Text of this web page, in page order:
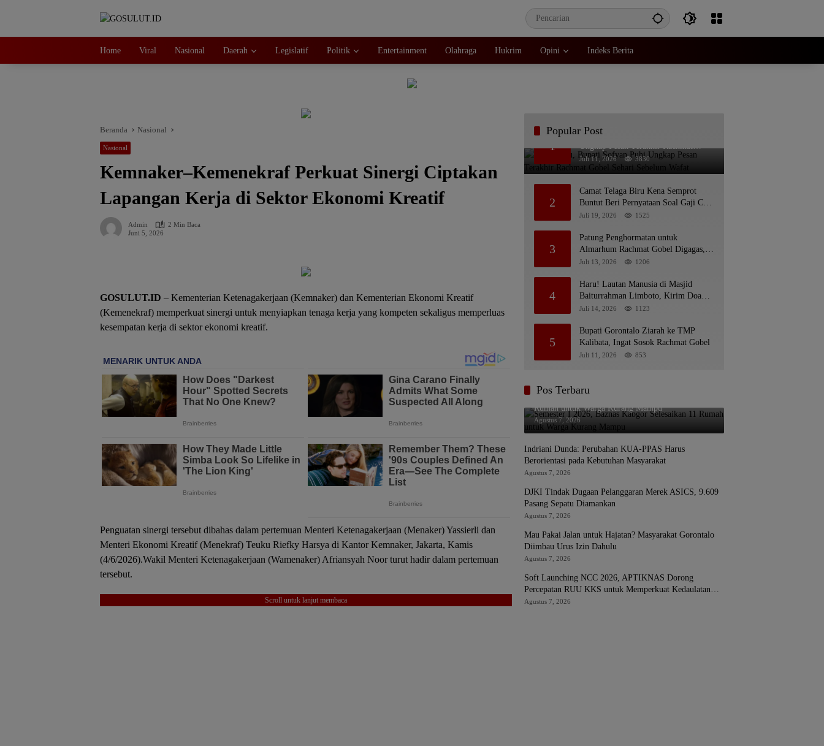
Home Viral Nasional Daerah Legislatif Politik Entertainment Olahraga Hukrim Opini Indeks Berita
Beranda Nasional
Nasional
Kemnaker–Kemenekraf Perkuat Sinergi Ciptakan
Lapangan Kerja di Sektor Ekonomi Kreatif
Admin
2 Min Baca
Juni 5, 2026
GOSULUT.ID – Kementerian Ketenagakerjaan (Kemnaker) dan Kementerian Ekonomi Kreatif
(Kemenekraf) memperkuat sinergi untuk menyiapkan tenaga kerja yang kompeten sekaligus memperluas
kesempatan kerja di sektor ekonomi kreatif.
Penguatan sinergi tersebut dibahas dalam pertemuan Menteri Ketenagakerjaan (Menaker) Yassierli dan
Menteri Ekonomi Kreatif (Menekraf) Teuku Riefky Harsya di Kantor Kemnaker, Jakarta, Kamis
(4/6/2026).Wakil Menteri Ketenagakerjaan (Wamenaker) Afriansyah Noor turut hadir dalam pertemuan
tersebut.
Scroll untuk lanjut membaca
Popular Post
1
Bikin Haru, Bupati Sofyan Puhi
Ungkap Pesan Terakhir Rachmat
Gobel Sehari Sebelum Wafat
Juli 11, 2026 3830
2
Camat Telaga Biru Kena Semprot
Buntut Beri Pernyataan Soal Gaji CS
Pentadio Barat yang Nunggak
Juli 19, 2026 1525
3
Patung Penghormatan untuk
Almarhum Rachmat Gobel Digagas,
Ini Tiga Lokasi yang Diusulkan
Juli 13, 2026 1206
4
Haru! Lautan Manusia di Masjid
Baiturrahman Limboto, Kirim Doa
untuk Almarhum Rachmat Gobel
Juli 14, 2026 1123
5
Bupati Gorontalo Ziarah ke TMP
Kalibata, Ingat Sosok Rachmat Gobel
Juli 11, 2026 853
Pos Terbaru
Semester I 2026, Baznas Kabgor Selesaikan 11
Rumah untuk Warga Kurang Mampu
Agustus 7, 2026
Indriani Dunda: Perubahan KUA-PPAS Harus
Berorientasi pada Kebutuhan Masyarakat
Agustus 7, 2026
DJKI Tindak Dugaan Pelanggaran Merek ASICS, 9.609
Pasang Sepatu Diamankan
Agustus 7, 2026
Mau Pakai Jalan untuk Hajatan? Masyarakat Gorontalo
Diimbau Urus Izin Dahulu
Agustus 7, 2026
Soft Launching NCC 2026, APTIKNAS Dorong
Percepatan RUU KKS untuk Memperkuat Kedaulatan
Digital Indonesia
Agustus 7, 2026